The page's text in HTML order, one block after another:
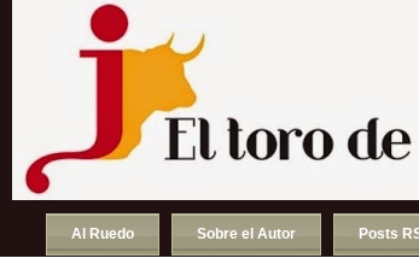
Al Ruedo Sobre el Autor Posts